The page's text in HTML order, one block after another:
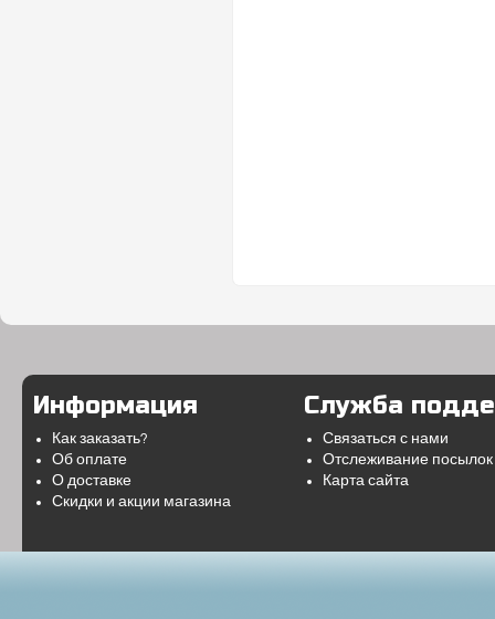
Информация
Как заказать?
Об оплате
О доставке
Скидки и акции магазина
Служба
Связаться с нами
Отслеживание посылок
Карта сайта